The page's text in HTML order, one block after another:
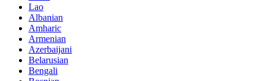
Lao
Albanian
Amharic
Armenian
Azerbaijani
Belarusian
Bengali